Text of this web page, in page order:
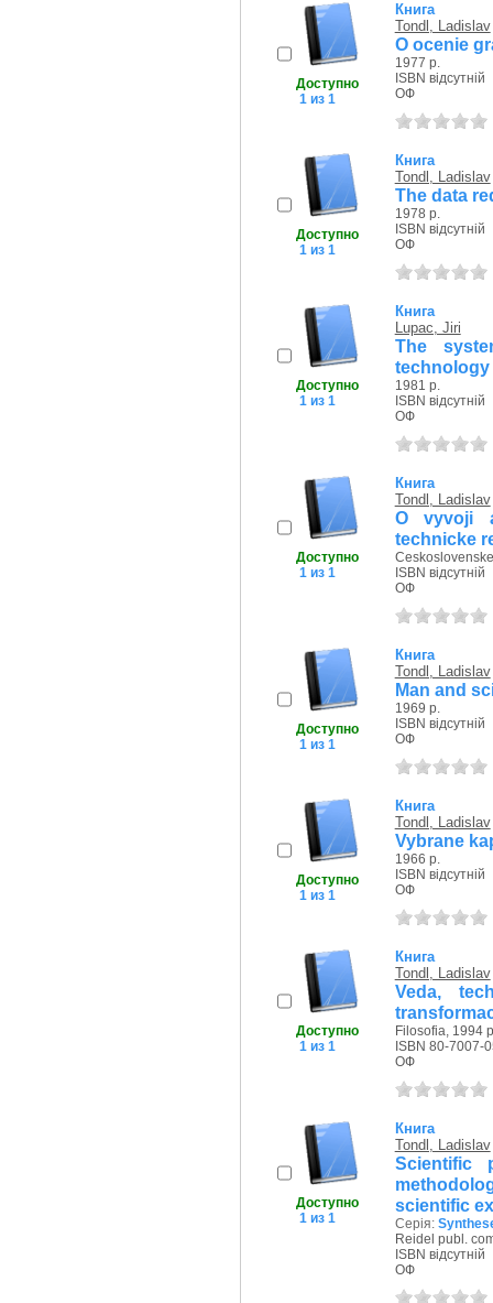
Доступно
1 из 1
Книга
Tondl, Ladislav
O ocenie
1977 р.
ISBN відсутній
ОФ
Доступно
1 из 1
Книга
Tondl, Ladislav
The data
1978 р.
ISBN відсутній
ОФ
Доступно
1 из 1
Книга
Lupac, Jiri
The
technology
1981 р.
ISBN відсутній
ОФ
Доступно
1 из 1
Книга
Tondl, Ladislav
O vyvoji
technicke
ISBN відсутній
ОФ
Доступно
1 из 1
Книга
Tondl, Ladislav
Man and
1969 р.
ISBN відсутній
ОФ
Доступно
1 из 1
Книга
Tondl, Ladislav
Vybrane
1966 р.
ISBN відсутній
ОФ
Доступно
1 из 1
Книга
Tondl, Ladislav
Veda,
Filosofia, 1994
ISBN 80-7007-
ОФ
Доступно
1 из 1
Книга
Tondl, Ladislav
Scientific
scientific
Серія:
Reidel publ.
ISBN відсутній
ОФ